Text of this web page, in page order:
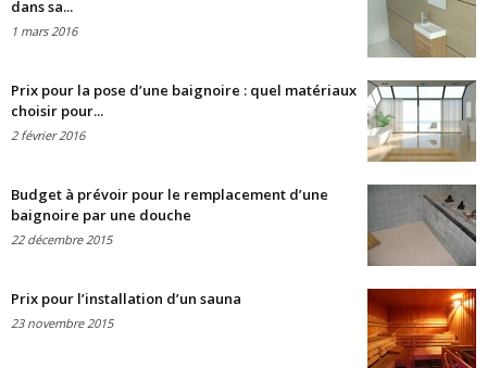
dans sa...
1 mars 2016
Prix pour la pose d’une baignoire : quel matériaux
choisir pour...
2 février 2016
Budget à prévoir pour le remplacement d’une
baignoire par une douche
22 décembre 2015
Prix pour l’installation d’un sauna
23 novembre 2015